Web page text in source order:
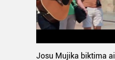
Josu Mujika biktima